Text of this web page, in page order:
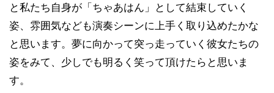
と私たち自身が「ちゃあはん」として結束していく
姿、雰囲気なども演奏シーンに上手く取り込めたかな
と思います。夢に向かって突っ走っていく彼女たちの
姿をみて、少しでも明るく笑って頂けたらと思いま
す。